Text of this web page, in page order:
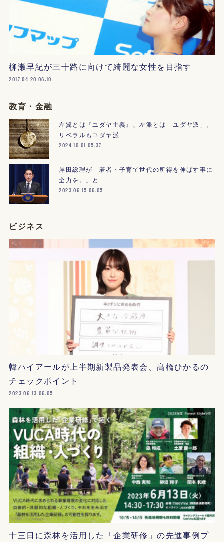
柳瀬早紀が三十路に向けて綺麗な女性を目指す
2017.04.20 06:10
教育・金融
左翼とは『ユダヤ主義』、左派とは「ユダヤ派」。
リベラルもユダヤ派
2024.10.01 05:37
岸田総理が「若者・子育て世代の所得を伸ばす事に
全力を。」と
2023.06.15 06:05
ビジネス
韓ハイアールが上半期新製品発表会、髙橋ひかるの
チェックポイント
2023.06.13 06:05
十三日に森林を活用した「企業研修」の先進事例プ